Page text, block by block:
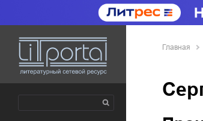
Главная